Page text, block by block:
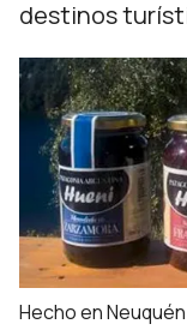
destinos
Hecho en Neuquén